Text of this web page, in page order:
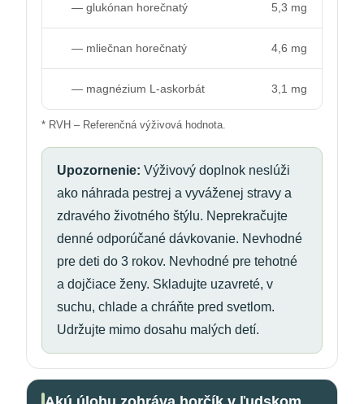
— glukónan horečnatý 5,3 mg
— mliečnan horečnatý 4,6 mg
— magnézium L-askorbát 3,1 mg
* RVH – Referenčná výživová hodnota.
Upozornenie: Výživový doplnok neslúži
ako náhrada pestrej a vyváženej stravy a
zdravého životného štýlu. Neprekračujte
denné odporúčané dávkovanie. Nevhodné
pre deti do 3 rokov. Nevhodné pre tehotné
a dojčiace ženy. Skladujte uzavreté, v
suchu, chlade a chráňte pred svetlom.
Udržujte mimo dosahu malých detí.